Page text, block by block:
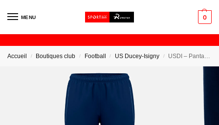
MENU 0
Accueil / Boutiques club / Football / US Ducey-Isigny / USDI – Pantalon de Survêtement Femme